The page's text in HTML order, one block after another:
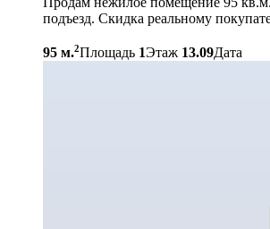
подъезд. Скидка реальному
95 м.2Площадь 1Этаж 13.09Дата